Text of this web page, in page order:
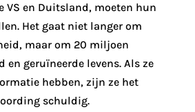
VS en Duitsland, moeten hun
Het gaat niet langer om
maar om 20 miljoen
en geruïneerde levens. Als ze
hebben, zijn ze het
schuldig.